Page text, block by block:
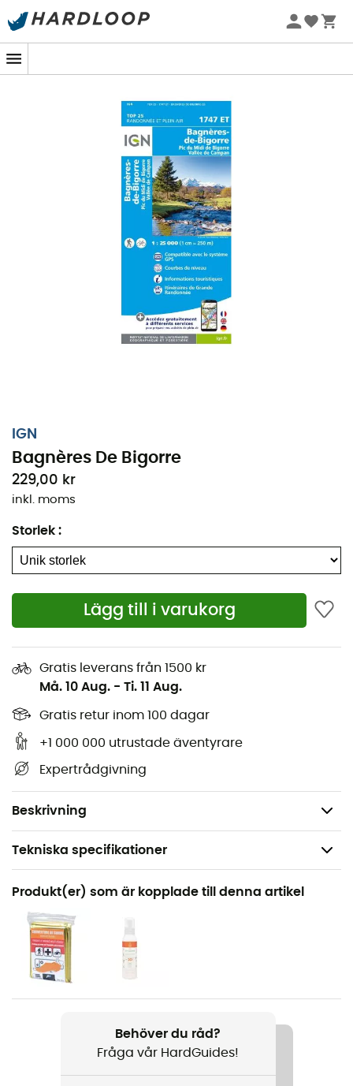
Sommarerbjudanden 🔥 -5 % EXTRA vid köp av 2 produkter*
IGN
Bagnères De Bigorre
229,00 kr
inkl. moms
Storlek :
Lägg till i varukorg
Gratis leverans från 1500 kr
Må. 10 Aug. - Ti. 11 Aug.
Gratis retur inom 100 dagar
+1 000 000 utrustade äventyrare
Expertrådgivning
Beskrivning
Oavsett om det handlar om några kilometer eller en
förbereda och uppleva ditt äventyr. Med hög precision
innehåller denna IGN-karta (skala 1:25 000) alla
nödvändiga detaljer för att navigera på stigar och
vägar i Bagnères De Bigorre och upptäcka dess många
skatter: höjder, vattendrag, stugor och andra
anmärkningsvärda platser... Förutom din
orienteringsförmåga är denna IGN-vandringskarta,
enligt oss, oumbärlig i din ryggsäck och i dina händer!
Tekniska specifikationer
Rekommenderad för
Vandring / Vandring / Resa
Produktnamn
Bagnères De Bigorre
Språk
Produkt(er) som är kopplade till denna artikel
Behöver du råd?
Fråga vår HardGuides!